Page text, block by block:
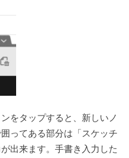
をタップすると、新しいノ
ってある部分は「スケッチ
出来ます。手書き入力した